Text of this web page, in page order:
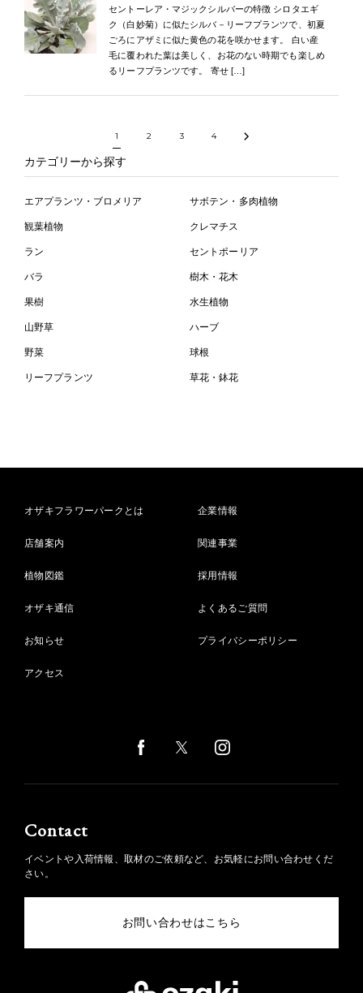
セントーレア・マジックシルバーの特徴 シロタエギ
ク（白妙菊）に似たシルバ－リーフプランツで、初夏
ごろにアザミに似た黄色の花を咲かせます。 白い産
毛に覆われた葉は美しく、お花のない時期でも楽しめ
るリーフプランツです。 寄せ […]
1 2 3 4
カテゴリーから探す
エアプランツ・ブロメリア サボテン・多肉植物
観葉植物 クレマチス
ラン セントポーリア
バラ 樹木・花木
果樹 水生植物
山野草 ハーブ
野菜 球根
リーフプランツ 草花・鉢花
オザキフラワーパークとは
店舗案内
植物図鑑
オザキ通信
お知らせ
アクセス
企業情報
関連事業
採用情報
よくあるご質問
プライバシーポリシー
Contact
イベントや入荷情報、取材のご依頼など、お気軽にお問い合わせくだ
さい。
お問い合わせはこちら